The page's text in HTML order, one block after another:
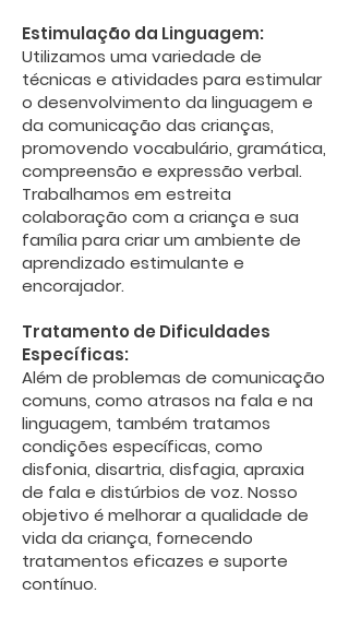
Estimulação da Linguagem:
Utilizamos uma variedade de
técnicas e atividades para estimular
o desenvolvimento da linguagem e
da comunicação das crianças,
promovendo vocabulário, gramática,
compreensão e expressão verbal.
Trabalhamos em estreita
colaboração com a criança e sua
família para criar um ambiente de
aprendizado estimulante e
encorajador.
Tratamento de Dificuldades
Específicas:
Além de problemas de comunicação
comuns, como atrasos na fala e na
linguagem, também tratamos
condições específicas, como
disfonia, disartria, disfagia, apraxia
de fala e distúrbios de voz. Nosso
objetivo é melhorar a qualidade de
vida da criança, fornecendo
tratamentos eficazes e suporte
contínuo.